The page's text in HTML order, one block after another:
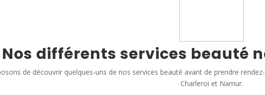
Nos différents services beauté
de découvrir quelques-uns de nos services beauté avant de prendre
Charleroi et Namur.